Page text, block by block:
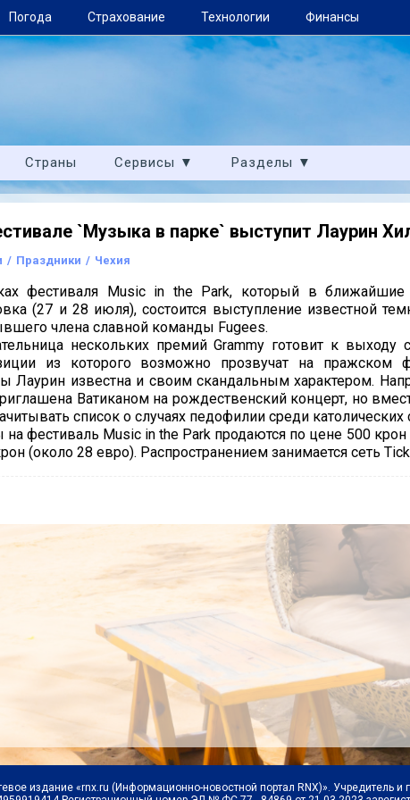
Погода Страхование Технологии Финансы
Страны Сервисы ▼ Разделы ▼
`Музыка в парке` выступит Лаурин
/ Праздники / Чехия
фестиваля Music in the Park, который в
(27 и 28 июля), состоится выступление известной
члена славной команды Fugees.
нескольких премий Grammy готовит к
из которого возможно прозвучат на пражском
Лаурин известна и своим скандальным характером.
Ватиканом на рождественский концерт, но
список о случаях педофилии среди
на фестиваль Music in the Park продаются по цене 500
(около 28 евро). Распространением занимается сеть
издание «rnx.ru (Информационно-новостной портал RNX)». Учредитель